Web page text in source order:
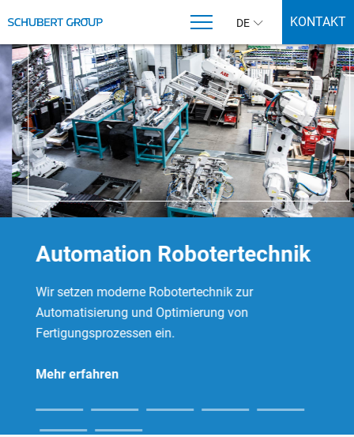
DE KONTAKT
Automation Robotertechnik
Wir setzen moderne Robotertechnik zur
Automatisierung und Optimierung von
Fertigungsprozessen ein.
Mehr erfahren